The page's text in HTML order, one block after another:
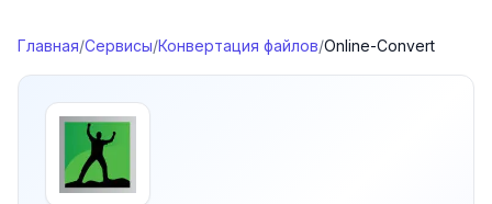
Главная/Сервисы/Конвертация файлов/Online-Convert